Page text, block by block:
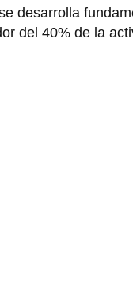
desarrolla
del 40% de la